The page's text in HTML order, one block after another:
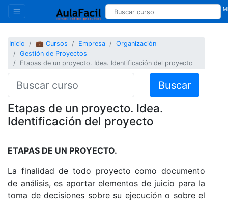
Inicio 💼 Cursos Empresa
Organización
Gestión de Proyectos
Etapas de un proyecto. Idea. Identificación del proyecto
Buscar
Etapas de un proyecto. Idea.
Identificación del proyecto
ETAPAS DE UN PROYECTO.
La finalidad de todo proyecto como documento
de análisis, es aportar elementos de juicio para la
toma de decisiones sobre su ejecución o sobre el